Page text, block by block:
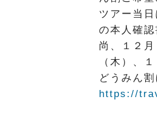
ツアー当
の本人確
尚、１２
（木）、
どうみん
https://